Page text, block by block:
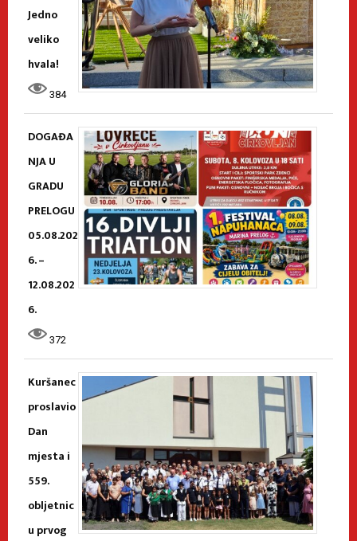
Jedno
veliko
hvala!
384
DOGAĐA
NJA U
GRADU
PRELOGU
05.08.202
6. –
12.08.202
6.
372
Kuršanec
proslavio
Dan
mjesta i
559.
obljetnic
u prvog